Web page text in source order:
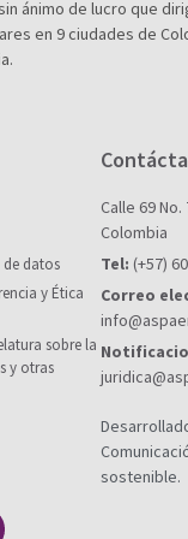
ánimo de lucro que
en 9 ciudades de
datos
y Ética
sobre la
y otras
Calle 69
Colombia
Tel: (+57)
Correo
sostenible.